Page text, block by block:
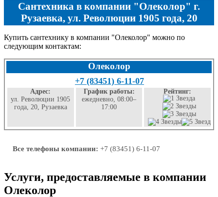
Сантехника в компании "Олеколор" г.
Рузаевка, ул. Революции 1905 года, 20
Купить сантехнику в компании "Олеколор" можно по
следующим контактам:
Олеколор
+7 (83451) 6-11-07
Адрес:
ул. Революции 1905
года, 20, Рузаевка
График работы:
ежедневно, 08:00–
17:00
Рейтинг:
Все телефоны компании: +7 (83451) 6-11-07
Услуги, предоставляемые в компании
Олеколор